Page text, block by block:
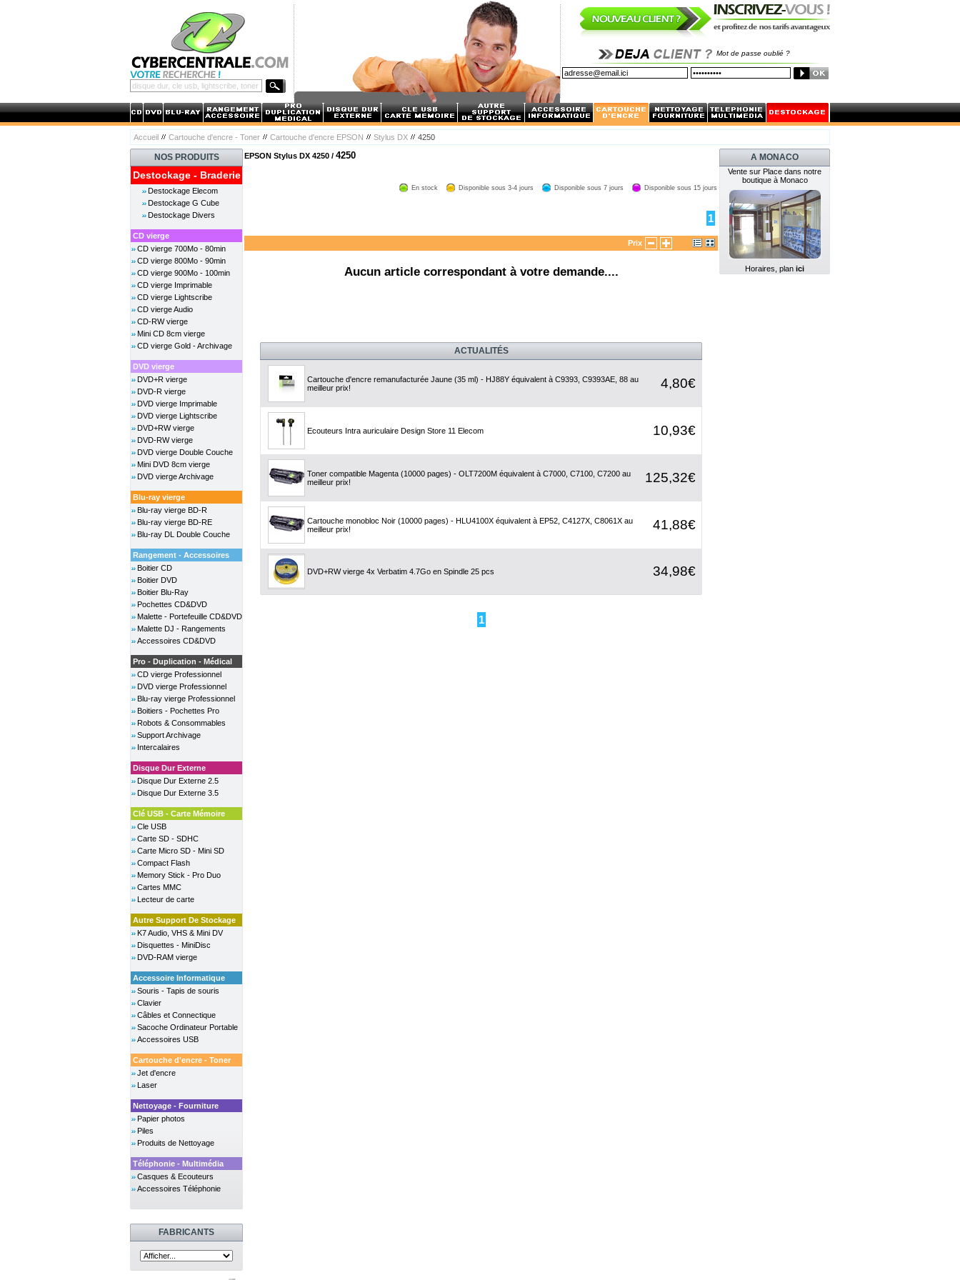
Mot de passe oublié ?
Accueil Cartouche d'encre - Toner Cartouche d'encre EPSON Stylus DX 4250
NOS PRODUITS
Destockage - Braderie
Destockage Elecom
Destockage G Cube
Destockage Divers
CD vierge
CD vierge 700Mo - 80min
CD vierge 800Mo - 90min
CD vierge 900Mo - 100min
CD vierge Imprimable
CD vierge Lightscribe
CD vierge Audio
CD-RW vierge
Mini CD 8cm vierge
CD vierge Gold - Archivage
DVD vierge
DVD+R vierge
DVD-R vierge
DVD vierge Imprimable
DVD vierge Lightscribe
DVD+RW vierge
DVD-RW vierge
DVD vierge Double Couche
Mini DVD 8cm vierge
DVD vierge Archivage
Blu-ray vierge
Blu-ray vierge BD-R
Blu-ray vierge BD-RE
Blu-ray DL Double Couche
Rangement - Accessoires
Boitier CD
Boitier DVD
Boitier Blu-Ray
Pochettes CD&DVD
Malette - Portefeuille CD&DVD
Malette DJ - Rangements
Accessoires CD&DVD
Pro - Duplication - Médical
CD vierge Professionnel
DVD vierge Professionnel
Blu-ray vierge Professionnel
Boitiers - Pochettes Pro
Robots & Consommables
Support Archivage
Intercalaires
Disque Dur Externe
Disque Dur Externe 2.5
Disque Dur Externe 3.5
Clé USB - Carte Mémoire
Cle USB
Carte SD - SDHC
Carte Micro SD - Mini SD
Compact Flash
Memory Stick - Pro Duo
Cartes MMC
Lecteur de carte
Autre Support De Stockage
K7 Audio, VHS & Mini DV
Disquettes - MiniDisc
DVD-RAM vierge
Accessoire Informatique
Souris - Tapis de souris
Clavier
Câbles et Connectique
Sacoche Ordinateur Portable
Accessoires USB
Cartouche d'encre - Toner
Jet d'encre
Laser
Nettoyage - Fourniture
Papier photos
Piles
Produits de Nettoyage
Téléphonie - Multimédia
Casques & Ecouteurs
Accessoires Téléphonie
FABRICANTS
EPSON Stylus DX 4250 / 4250
En stock Disponible sous 3-4 jours Disponible sous 7 jours Disponible sous 15 jours
1
Prix
Aucun article correspondant à votre demande....
ACTUALITÉS
Cartouche d'encre remanufacturée Jaune (35 ml) - HJ88Y équivalent à C9393, C9393AE, 88 au
meilleur prix!
4,80€
Ecouteurs Intra auriculaire Design Store 11 Elecom 10,93€
Toner compatible Magenta (10000 pages) - OLT7200M équivalent à C7000, C7100, C7200 au
meilleur prix!
125,32€
Cartouche monobloc Noir (10000 pages) - HLU4100X équivalent à EP52, C4127X, C8061X au
meilleur prix!
41,88€
DVD+RW vierge 4x Verbatim 4.7Go en Spindle 25 pcs 34,98€
1
A MONACO
Vente sur Place dans notre
boutique à Monaco
Horaires, plan ici